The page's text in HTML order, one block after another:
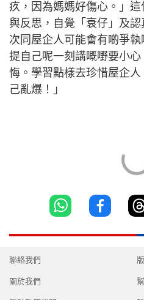
疚，因為媽媽好傷心。」
與反思，自覺「衰仔」及
次同屋企人可能會有啲爭執
提自己呢一刻講嘅嘢要小
悔。學習點樣去珍惜屋企
己亂爆！」
聯絡我們
關於我們